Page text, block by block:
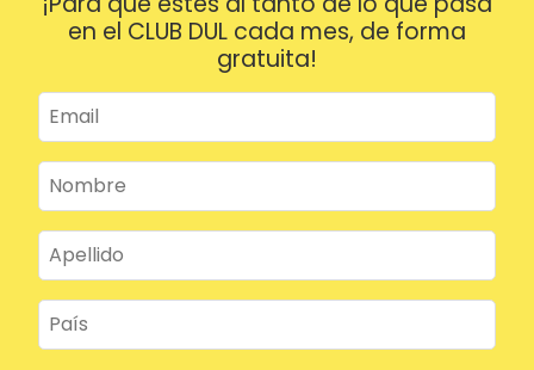
en el CLUB DUL cada mes, de forma
gratuita!
¡HOLA!